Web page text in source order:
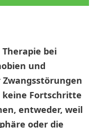
bei
und
Fortschritte
entweder, weil
oder die